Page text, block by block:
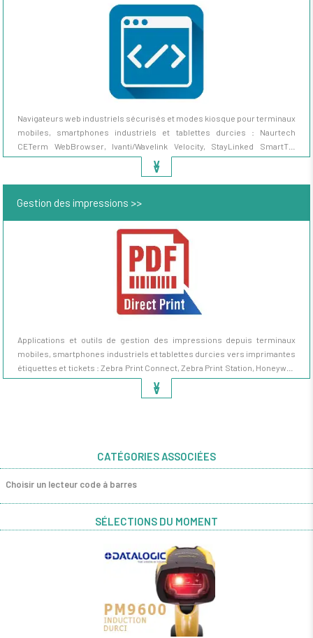
Navigateurs web industriels sécurisés et modes kiosque pour terminaux
mobiles, smartphones industriels et tablettes durcies : Naurtech
CETerm WebBrowser, Ivanti/Wavelink Velocity, StayLinked SmartTE,
Honeywell Enterprise Browser, Zebra Enterprise Browser, 42Gears
SureFox. Verrouillage URL autorisées, certificats SSL/TLS, scripting
JavaScript intégré clavier scanner, intégration applications web métier
(WMS web, ERP web, applications HTML5).
∨
∨
Gestion des impressions >>
Applications et outils de gestion des impressions depuis terminaux
mobiles, smartphones industriels et tablettes durcies vers imprimantes
étiquettes et tickets : Zebra Print Connect, Zebra Print Station, Honeywell
Print Set, NiceLabel Print Mobile, BarTender Mobile, applications natives
Android/iOS. Compatible imprimantes mobiles Bluetooth/WiFi Zebra
∨
∨
CATÉGORIES ASSOCIÉES
Choisir un lecteur code à barres
SÉLECTIONS DU MOMENT